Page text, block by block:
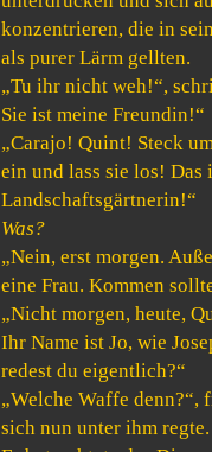
konzentrieren, die in
als purer Lärm gellten.
„Tu ihr nicht weh!“,
Sie ist meine Freundin!“
„Carajo! Quint! Steck
ein und lass sie los! Das
Landschaftsgärtnerin!“
Was?
„Nein, erst morgen.
eine Frau. Kommen
„Nicht morgen, heute,
Ihr Name ist Jo, wie
redest du eigentlich?“
„Welche Waffe denn?“,
sich nun unter ihm regte.